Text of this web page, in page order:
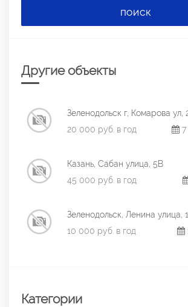
ПОИСК
Другие объекты
Зеленодольск г, Комарова ул,
20 000 руб. в год
7
Казань, Сабан улица, 5В
45 000 руб. в год
Зеленодольск, Ленина улица,
10 000 руб. в год
Категории